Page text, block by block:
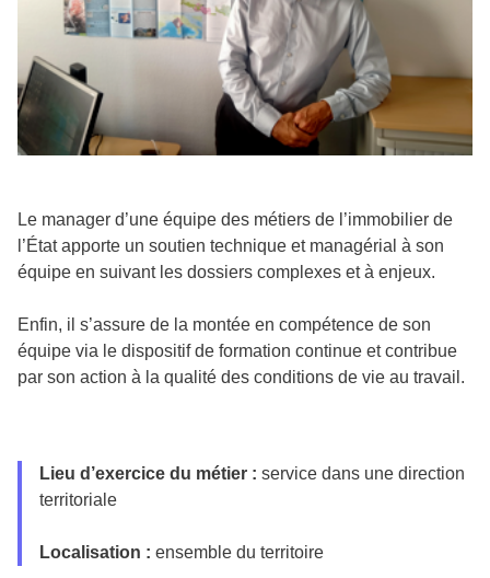
Le manager d’une équipe des métiers de l’immobilier de
l’État apporte un soutien technique et managérial à son
équipe en suivant les dossiers complexes et à enjeux.
Enfin, il s’assure de la montée en compétence de son
équipe via le dispositif de formation continue et contribue
par son action à la qualité des conditions de vie au travail.
Lieu d’exercice du métier : service dans une direction
territoriale
Localisation : ensemble du territoire